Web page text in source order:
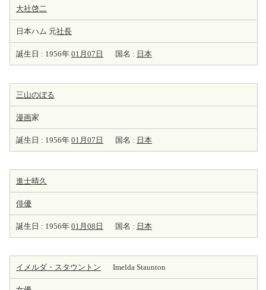
大社啓二
日本ハム 元社長
誕生日 : 1956年 01月07日 国名 : 日本
三山のぼる
漫画家
誕生日 : 1956年 01月07日 国名 : 日本
進士晴久
俳優
誕生日 : 1956年 01月08日 国名 : 日本
イメルダ・スタウントン Imelda Staunton